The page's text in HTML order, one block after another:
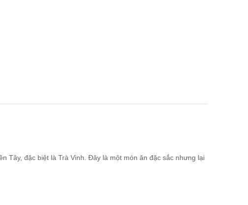
Tây, đặc biệt là Trà Vinh. Đây là một món ăn đặc sắc nhưng lại